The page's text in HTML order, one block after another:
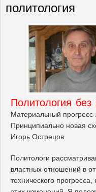
политология
Политология
Материальный прогресс
Принципиально новая
Игорь Острецов
Политологи
властных отношений в
технического